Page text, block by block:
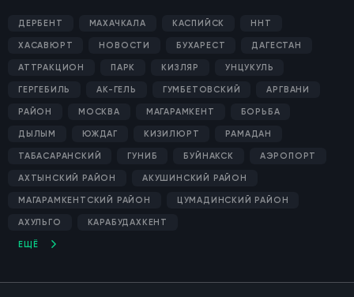
ДЕРБЕНТ МАХАЧКАЛА КАСПИЙСК ННТ
ХАСАВЮРТ НОВОСТИ БУХАРЕСТ ДАГЕСТАН
АТТРАКЦИОН ПАРК КИЗЛЯР УНЦУКУЛЬ
ГЕРГЕБИЛЬ АК-ГЕЛЬ ГУМБЕТОВСКИЙ АРГВАНИ
РАЙОН МОСКВА МАГАРАМКЕНТ БОРЬБА
ДЫЛЫМ ЮЖДАГ КИЗИЛЮРТ РАМАДАН
ТАБАСАРАНСКИЙ ГУНИБ БУЙНАКСК АЭРОПОРТ
АХТЫНСКИЙ РАЙОН АКУШИНСКИЙ РАЙОН
МАГАРАМКЕНТСКИЙ РАЙОН ЦУМАДИНСКИЙ РАЙОН
АХУЛЬГО КАРАБУДАХКЕНТ
ЕЩЁ